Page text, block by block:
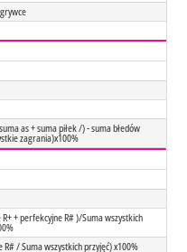
as + suma piłek /) - suma błedów
zagrania)x100%
+ perfekcyjne R# )/Suma wszystkich
R# / Suma wszystkich przyjęć) x100%